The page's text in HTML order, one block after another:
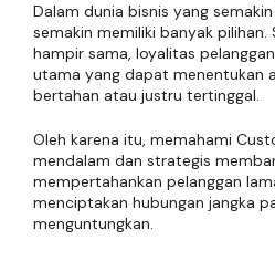
Dalam dunia bisnis yang
semakin memiliki banyak
hampir sama, loyalitas
utama yang dapat menentukan
bertahan atau justru tertinggal.
Oleh karena itu, memahami
mendalam dan strategis
mempertahankan pelanggan
menciptakan hubungan jangka
menguntungkan.